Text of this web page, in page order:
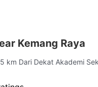
Kemang Raya
| 5 km Dari Dekat Akademi